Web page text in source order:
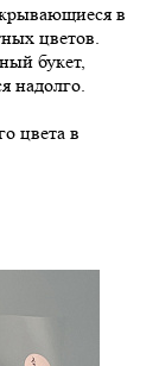
в
цветов.
букет,
надолго.
цвета в